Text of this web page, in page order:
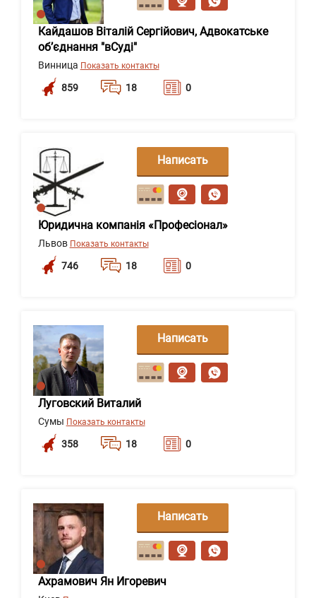
Кайдашов Віталій Сергійович, Адвокатське
об’єднання "вСуді"
Винница Показать контакты
859 18 0
Юридична компанія «Професіонал»
Львов Показать контакты
746 18 0
Написать
сообщение
Луговский Виталий
Сумы Показать контакты
358 18 0
Написать
сообщение
Ахрамович Ян Игоревич
Написать
сообщение